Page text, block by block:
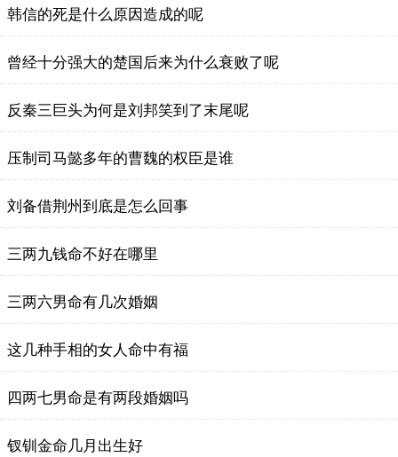
韩信的死是什么原因造成的呢
曾经十分强大的楚国后来为什么衰败了呢
反秦三巨头为何是刘邦笑到了末尾呢
压制司马懿多年的曹魏的权臣是谁
刘备借荆州到底是怎么回事
三两九钱命不好在哪里
三两六男命有几次婚姻
这几种手相的女人命中有福
四两七男命是有两段婚姻吗
钗钏金命几月出生好